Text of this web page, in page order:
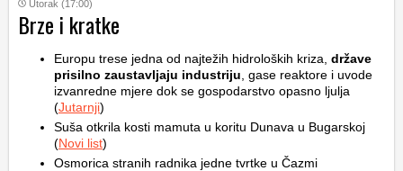
Utorak (17:00)
Brze i kratke
Europu trese jedna od najtežih hidroloških kriza, države
prisilno zaustavljaju industriju , gase reaktore i uvode
izvanredne mjere dok se gospodarstvo opasno ljulja
(Jutarnji)
Suša otkrila kosti mamuta u koritu Dunava u Bugarskoj
(Novi list)
Osmorica stranih radnika jedne tvrtke u Čazmi